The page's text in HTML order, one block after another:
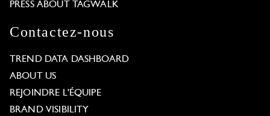
PRESS ABOUT TAGWALK
Contactez-nous
TREND DATA DASHBOARD
ABOUT US
REJOINDRE L'ÉQUIPE
BRAND VISIBILITY